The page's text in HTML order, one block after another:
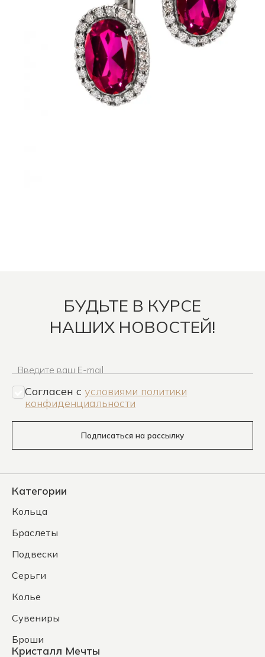
БУДЬТЕ В КУРСЕ
НАШИХ НОВОСТЕЙ!
Введите ваш E-mail
Согласен c условиями политики
конфиденциальности
Подписаться на рассылку
Категории
Кольца
Браслеты
Подвески
Серьги
Колье
Сувениры
Броши
Кристалл Мечты